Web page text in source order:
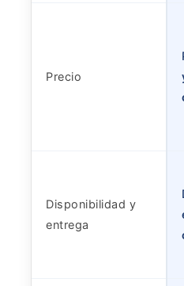
Precio
Disponibilidad y
entrega